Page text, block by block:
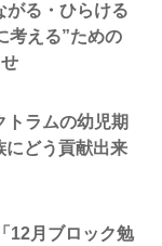
がる・ひらける
考える”ための
トラムの幼児期
にどう貢献出来
12月ブロック勉